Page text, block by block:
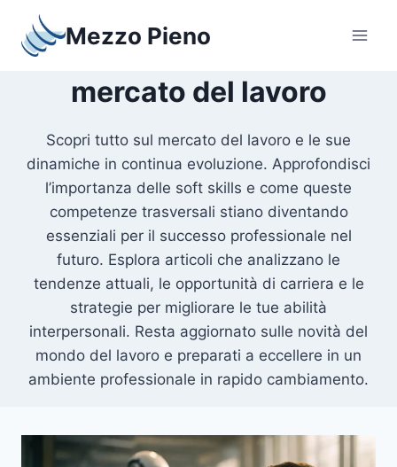
contenuto
Mezzo Pieno
mercato del lavoro
Scopri tutto sul mercato del lavoro e le sue
dinamiche in continua evoluzione. Approfondisci
l’importanza delle soft skills e come queste
competenze trasversali stiano diventando
essenziali per il successo professionale nel
futuro. Esplora articoli che analizzano le
tendenze attuali, le opportunità di carriera e le
strategie per migliorare le tue abilità
interpersonali. Resta aggiornato sulle novità del
mondo del lavoro e preparati a eccellere in un
ambiente professionale in rapido cambiamento.